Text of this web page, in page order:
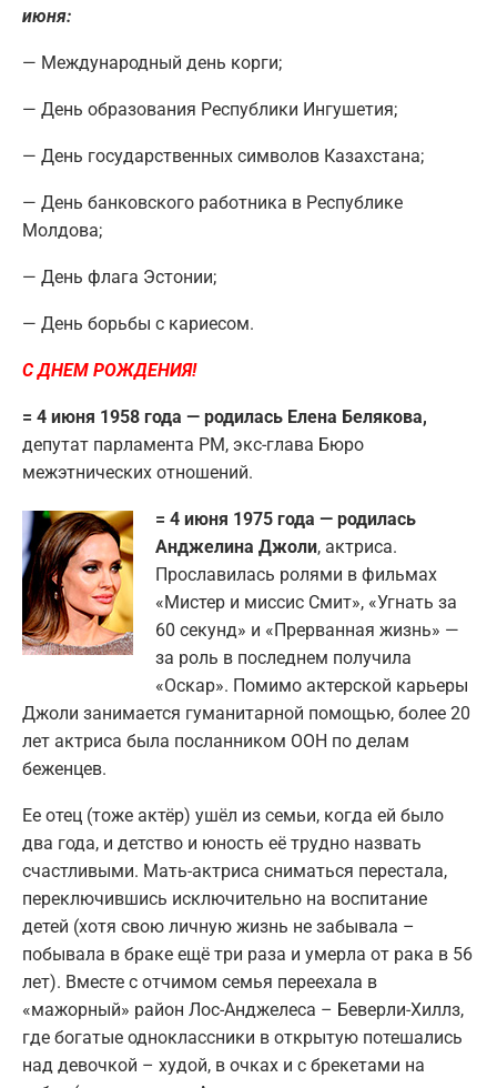
июня:
— Международный день корги;
— День образования Республики Ингушетия;
— День государственных символов Казахстана;
— День банковского работника в Республике
Молдова;
— День флага Эстонии;
— День борьбы с кариесом.
С ДНЕМ РОЖДЕНИЯ!
= 4 июня 1958 года — родилась Елена Белякова,
депутат парламента РМ, экс-глава Бюро
межэтнических отношений.
= 4 июня 1975 года — родилась
Анджелина Джоли, актриса.
Прославилась ролями в фильмах
«Мистер и миссис Смит», «Угнать за
60 секунд» и «Прерванная жизнь» —
за роль в последнем получила
«Оскар». Помимо актерской карьеры
Джоли занимается гуманитарной помощью, более 20
лет актриса была посланником ООН по делам
беженцев.
Ее отец (тоже актёр) ушёл из семьи, когда ей было
два года, и детство и юность её трудно назвать
счастливыми. Мать-актриса сниматься перестала,
переключившись исключительно на воспитание
детей (хотя свою личную жизнь не забывала –
побывала в браке ещё три раза и умерла от рака в 56
лет). Вместе с отчимом семья переехала в
«мажорный» район Лос-Анджелеса – Беверли-Хиллз,
где богатые одноклассники в открытую потешались
над девочкой – худой, в очках и с брекетами на